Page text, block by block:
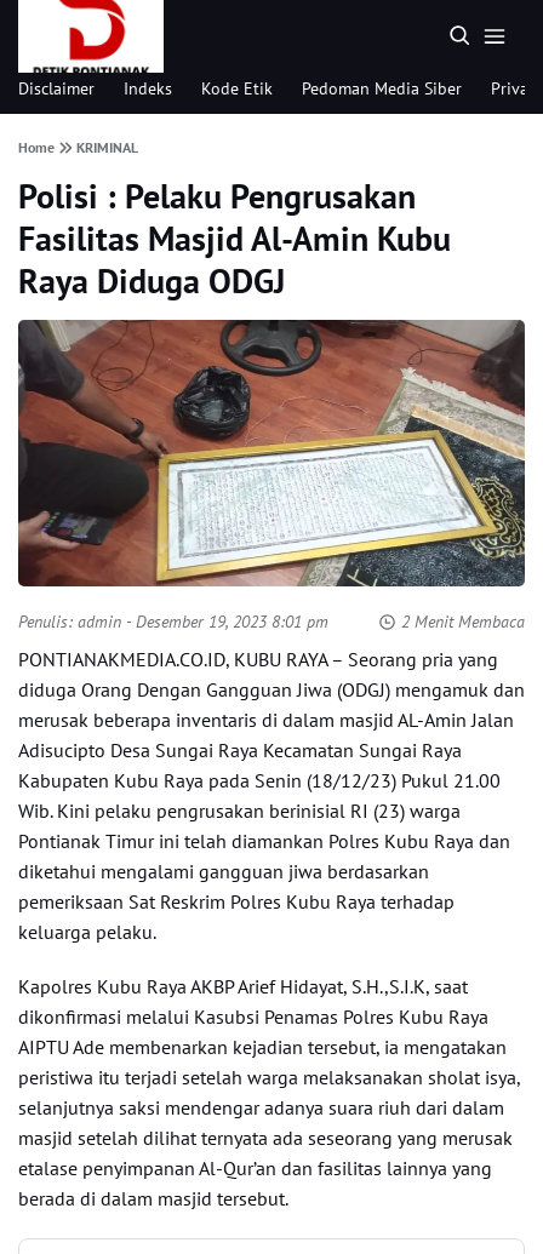
Disclaimer Indeks Kode Etik Pedoman Media Siber
Home KRIMINAL
Polisi : Pelaku Pengrusakan
Fasilitas Masjid Al-Amin Kubu
Raya Diduga ODGJ
Penulis: admin - Desember 19, 2023 8:01 pm 2 Menit Membaca
PONTIANAKMEDIA.CO.ID, KUBU RAYA – Seorang pria yang
diduga Orang Dengan Gangguan Jiwa (ODGJ) mengamuk dan
merusak beberapa inventaris di dalam masjid AL-Amin Jalan
Adisucipto Desa Sungai Raya Kecamatan Sungai Raya
Kabupaten Kubu Raya pada Senin (18/12/23) Pukul 21.00
Wib. Kini pelaku pengrusakan berinisial RI (23) warga
Pontianak Timur ini telah diamankan Polres Kubu Raya dan
diketahui mengalami gangguan jiwa berdasarkan
pemeriksaan Sat Reskrim Polres Kubu Raya terhadap
keluarga pelaku.
Kapolres Kubu Raya AKBP Arief Hidayat, S.H.,S.I.K, saat
dikonfirmasi melalui Kasubsi Penamas Polres Kubu Raya
AIPTU Ade membenarkan kejadian tersebut, ia mengatakan
peristiwa itu terjadi setelah warga melaksanakan sholat isya,
selanjutnya saksi mendengar adanya suara riuh dari dalam
masjid setelah dilihat ternyata ada seseorang yang merusak
etalase penyimpanan Al-Qur’an dan fasilitas lainnya yang
berada di dalam masjid tersebut.